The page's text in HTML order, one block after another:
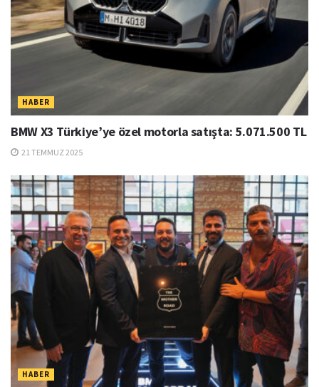
HABER
BMW X3 Türkiye’ye özel motorla satışta: 5.071.500 TL
21 TEMMUZ 2025
HABER